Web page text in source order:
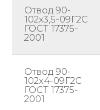
Отвод 90-
102х3,5-09Г2С
ГОСТ 17375-
2001
Отвод 90-
102х4-09Г2С
ГОСТ 17375-
2001